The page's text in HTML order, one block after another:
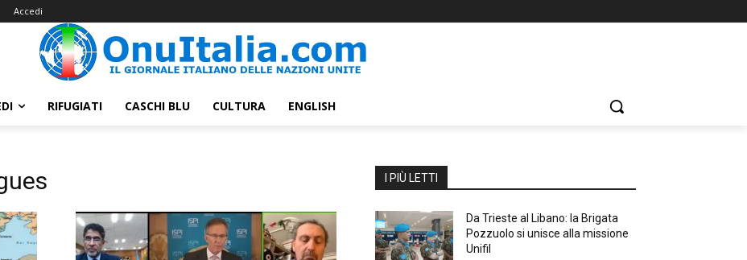
Accedi
RIFUGIATI CASCHI BLU CULTURA ENGLISH
I PIÙ LETTI
Da Trieste al Libano: la Brigata
Pozzuolo si unisce alla missione
Unifil